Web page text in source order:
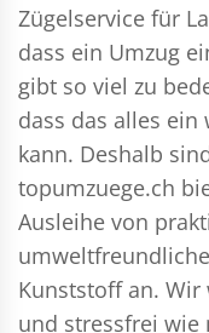
Zügelservice für
dass ein Umzug
gibt so viel zu
dass das alles
kann. Deshalb
topumzuege.ch
Ausleihe von
Kunststoff an.
und stressfrei wie